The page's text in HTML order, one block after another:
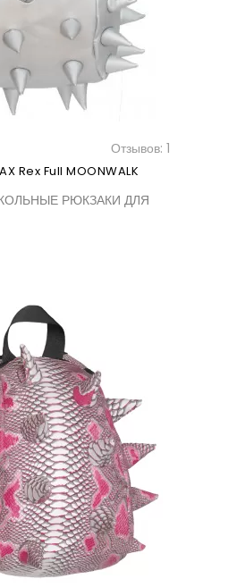
Отзывов: 1
Rex Full MOONWALK
РЮКЗАКИ ДЛЯ